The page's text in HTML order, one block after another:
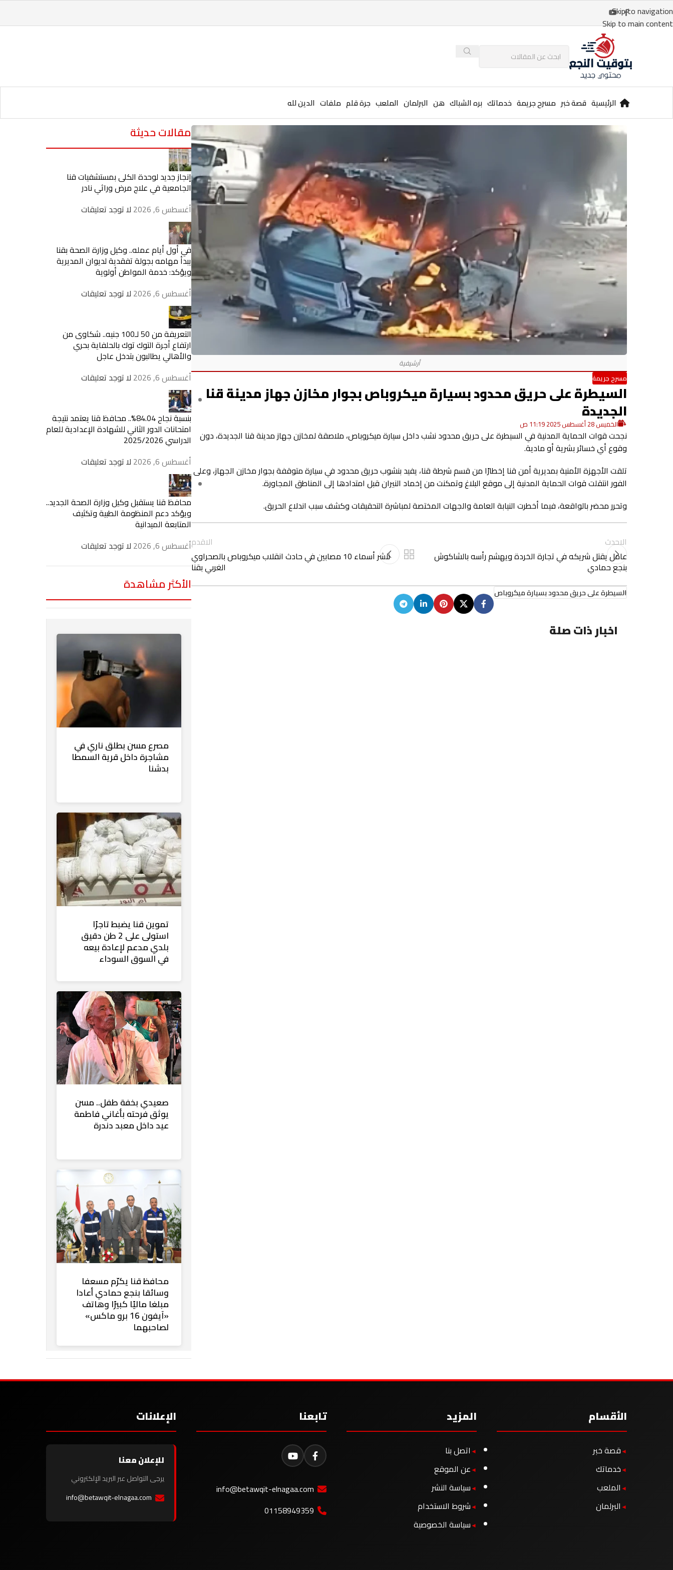
Skip to navigation
Skip to main content
الرئيسية قصة خبر مسرح جريمة خدماتك بره الشباك هن البرلمان الملعب جرة قلم ملفات الدين لله
مسرح جريمة
السيطرة على حريق محدود بسيارة ميكروباص بجوار مخازن جهاز مدينة قنا
الجديدة
الخميس 28 أغسطس 2025 11:19 ص
نجحت قوات الحماية المدنية في السيطرة على حريق محدود نشب داخل سيارة ميكروباص، ملاصقة لمخازن جهاز مدينة قنا الجديدة، دون
وقوع أي خسائر بشرية أو مادية.
تلقت الأجهزة الأمنية بمديرية أمن قنا إخطارًا من قسم شرطة قنا، يفيد بنشوب حريق محدود في سيارة متوقفة بجوار مخازن الجهاز، وعلى
الفور انتقلت قوات الحماية المدنية إلى موقع البلاغ وتمكنت من إخماد النيران قبل امتدادها إلى المناطق المجاورة.
وتحرر محضر بالواقعة، فيما أخطرت النيابة العامة والجهات المختصة لمباشرة التحقيقات وكشف سبب اندلاع الحريق.
الاحدث
عامل يقتل شريكه في تجارة الخردة ويهشم رأسه بالشاكوش
بنجع حمادي
الاقدم
ننشر أسماء 10 مصابين في حادث انقلاب ميكروباص بالصحراوي
الغربي بقنا
السيطرة على حريق محدود بسيارة ميكروباص
اخبار ذات صلة
مقالات حديثة
إنجاز جديد لوحدة الكلى بمستشفيات قنا
الجامعية في علاج مرض وراثي نادر
أغسطس 6, 2026
لا توجد تعليقات
في أول أيام عمله.. وكيل وزارة الصحة بقنا
يبدأ مهامه بجولة تفقدية لديوان المديرية
ويؤكد: خدمة المواطن أولوية
أغسطس 6, 2026
لا توجد تعليقات
التعريفة من 50 لـ100 جنيه.. شكاوى من
ارتفاع أجرة التوك توك بالحلفاية بحري
والأهالي يطالبون بتدخل عاجل
أغسطس 6, 2026
لا توجد تعليقات
بنسبة نجاح 84.04%.. محافظ قنا يعتمد نتيجة
امتحانات الدور الثاني للشهادة الإعدادية للعام
الدراسي 2025/2026
أغسطس 6, 2026
لا توجد تعليقات
محافظ قنا يستقبل وكيل وزارة الصحة الجديد..
ويؤكد دعم المنظومة الطبية وتكثيف
المتابعة الميدانية
أغسطس 6, 2026
لا توجد تعليقات
الأكثر مشاهدة
مصرع مسن بطلق ناري في
مشاجرة داخل قرية السمطا
بدشنا
تموين قنا يضبط تاجرًا
استولى على 2 طن دقيق
بلدي مدعم لإعادة بيعه
في السوق السوداء
صعيدي بخفة طفل.. مسن
يوثق فرحته بأغاني فاطمة
عيد داخل معبد دندرة
محافظ قنا يكرّم مسعفا
وسائقا بنجع حمادي أعادا
مبلغا ماليًا كبيرًا وهاتف
«آيفون 16 برو ماكس»
لصاحبهما
الأقسام
قصة خبر
خدماتك
الملعب
البرلمان
المزيد
اتصل بنا
عن الموقع
سياسة النشر
شروط الاستخدام
سياسة الخصوصية
تابعنا
info@betawqit-elnagaa.com
01158949359
الإعلانات
للإعلان معنا
يرجى التواصل عبر البريد الإلكتروني
info@betawqit-elnagaa.com